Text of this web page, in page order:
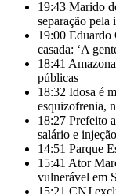
19:43 Marido
separação pela
19:00 Eduardo
casada: ‘A
18:41
públicas
18:32 Idosa é
esquizofrenia,
18:27 Prefeito
salário e
14:51 Parque
15:41 Ator
vulnerável em
15:21 CNJ